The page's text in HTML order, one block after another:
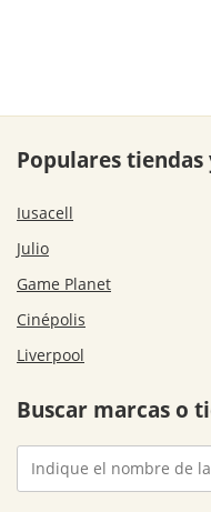
Populares
Iusacell
Julio
Game Planet
Cinépolis
Liverpool
Buscar marcas o